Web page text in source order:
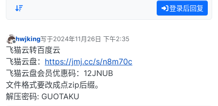
登录后回复
离线
hwjking写于2024年11月26日 下午2:35
最后由 编辑
飞猫云转百度云
飞猫云盘： https://jmj.cc/s/n8m70c
飞猫云盘会员优惠码：12JNUB
文件格式要改成点zip后缀。
解压密码: GUOTAKU